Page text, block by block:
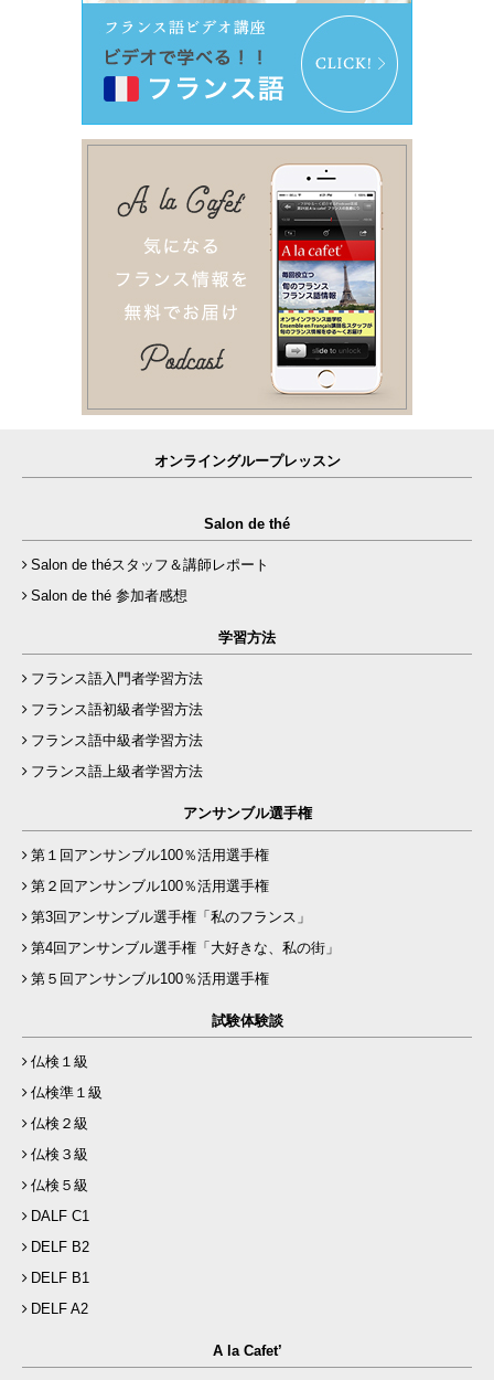
オンライングループレッスン
Salon de thé
Salon de théスタッフ＆講師レポート
Salon de thé 参加者感想
学習方法
フランス語入門者学習方法
フランス語初級者学習方法
フランス語中級者学習方法
フランス語上級者学習方法
アンサンブル選手権
第１回アンサンブル100％活用選手権
第２回アンサンブル100％活用選手権
第3回アンサンブル選手権「私のフランス」
第4回アンサンブル選手権「大好きな、私の街」
第５回アンサンブル100％活用選手権
試験体験談
仏検１級
仏検準１級
仏検２級
仏検３級
仏検５級
DALF C1
DELF B2
DELF B1
DELF A2
A la Cafet’